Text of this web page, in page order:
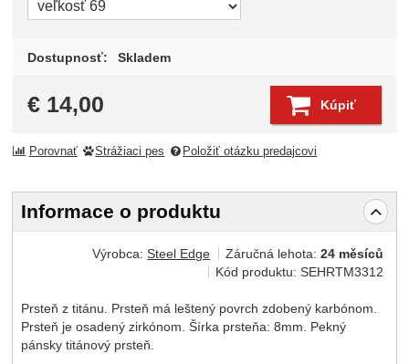
Dostupnosť: Skladem
€ 14,00 Kúpiť
Porovnať Strážiaci pes Položiť otázku predajcovi
Informace o produktu
Výrobca:Steel Edge Záručná lehota:24 měsíců
Kód produktu:SEHRTM3312
Prsteň z titánu. Prsteň má leštený povrch zdobený karbónom.
Prsteň je osadený zirkónom. Šírka prsteňa: 8mm. Pekný
pánsky titánový prsteň.